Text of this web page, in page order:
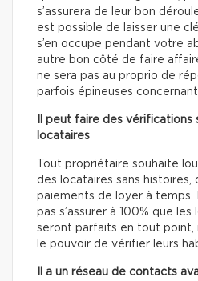
s’assurera de leur bon
est possible de laisser une
s’en occupe pendant votre
autre bon côté de faire
ne sera pas au proprio de
parfois épineuses
Il peut faire des vérifications
locataires
Tout propriétaire souhaite
des locataires sans
paiements de loyer à temps.
pas s’assurer à 100% que
seront parfaits en tout point,
le pouvoir de vérifier leurs
Il a un réseau de contacts